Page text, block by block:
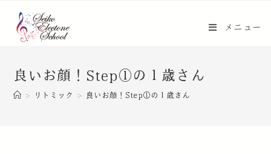
メニュー
良いお顔！Step①の１歳さん
> リトミック > 良いお顔！Step①の１歳さん